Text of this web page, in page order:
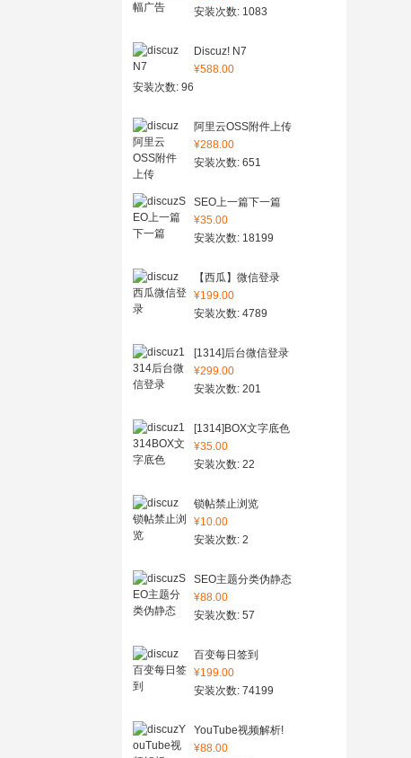
安装次数: 1083
Discuz! N7
¥588.00
安装次数: 96
阿里云OSS附件上传
¥288.00
安装次数: 651
SEO上一篇下一篇
¥35.00
安装次数: 18199
【西瓜】微信登录
¥199.00
安装次数: 4789
[1314]后台微信登录
¥299.00
安装次数: 201
[1314]BOX文字底色
¥35.00
安装次数: 22
锁帖禁止浏览
¥10.00
安装次数: 2
SEO主题分类伪静态
¥88.00
安装次数: 57
百变每日签到
¥199.00
安装次数: 74199
YouTube视频解析!
¥88.00